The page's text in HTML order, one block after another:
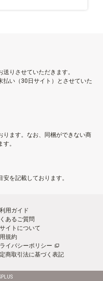
りさせていただきます。
払い（30日サイト）とさせていた
ります。なお、同梱ができない商
。
を記載しております。
用ガイド
あるご質問
イトについて
規約
イバシーポリシー
商取引法に基づく表記